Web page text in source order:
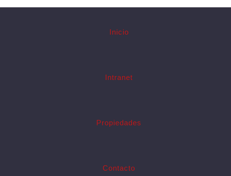
Inicio
Intranet
Propiedades
Contacto